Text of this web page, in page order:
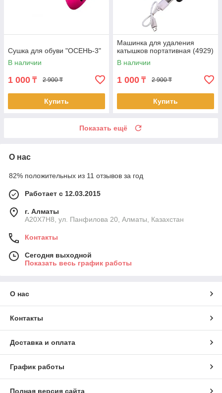
Сушка для обуви "ОСЕНЬ-3"
В наличии
1 000 ₸ 2 900 ₸
Купить
Машинка для удаления
катышков портативная (4929)
В наличии
1 000 ₸ 2 900 ₸
Купить
Показать ещё
О нас
82% положительных из 11 отзывов за год
Работает с 12.03.2015
г. Алматы
A20X7H8, ул. Панфилова 20, Алматы, Казахстан
Контакты
Сегодня выходной
Показать весь график работы
О нас
Контакты
Доставка и оплата
График работы
Полная версия сайта